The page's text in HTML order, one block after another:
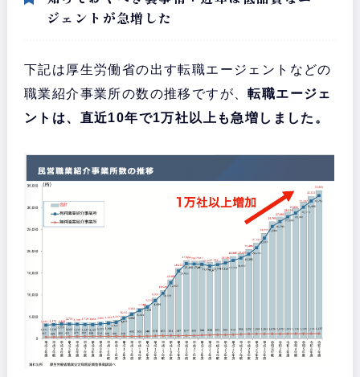
ジェントが急増した
下記は厚生労働省の出す転職エージェントなどの
職業紹介事業所の数の推移ですが、転職エージェ
ントは、直近10年で1万社以上も急増しました。